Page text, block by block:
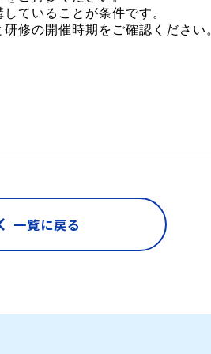
ていることが条件です。
修の開催時期をご確認ください
一覧に戻る